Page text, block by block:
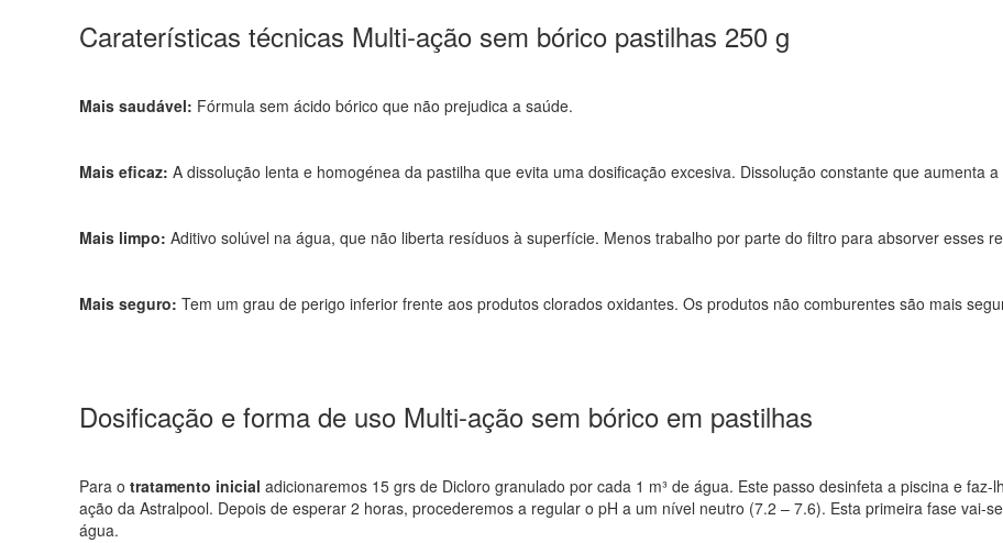
Caraterísticas técnicas Multi-ação sem bórico pastilhas 250 g
Mais saudável: Fórmula sem ácido bórico que não prejudica a saúde.
Mais eficaz: A dissolução lenta e homogénea da pastilha que evita uma dosificação excesiva. Dissolução constante que aumenta a
Mais limpo: Aditivo solúvel na água, que não liberta resíduos à superfície. Menos trabalho por parte do filtro para absorver esses
Mais seguro: Tem um grau de perigo inferior frente aos produtos clorados oxidantes. Os produtos não comburentes são mais
Dosificação e forma de uso Multi-ação sem bórico em pastilhas
Para o tratamento inicial adicionaremos 15 grs de Dicloro granulado por cada 1 m³ de água. Este passo desinfeta a piscina e
ação da Astralpool. Depois de esperar 2 horas, procederemos a regular o pH a um nível neutro (7.2 – 7.6). Esta primeira fase vai-
água.